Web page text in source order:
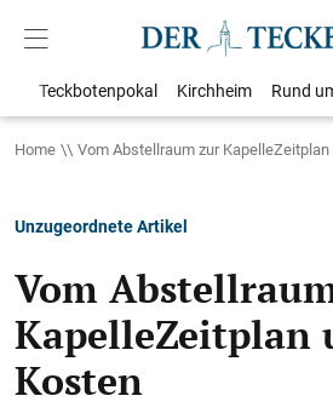
Teckbotenpokal Kirchheim Rund
Home Vom Abstellraum zur
Unzugeordnete Artikel
Vom
KapelleZeitplan
Kosten